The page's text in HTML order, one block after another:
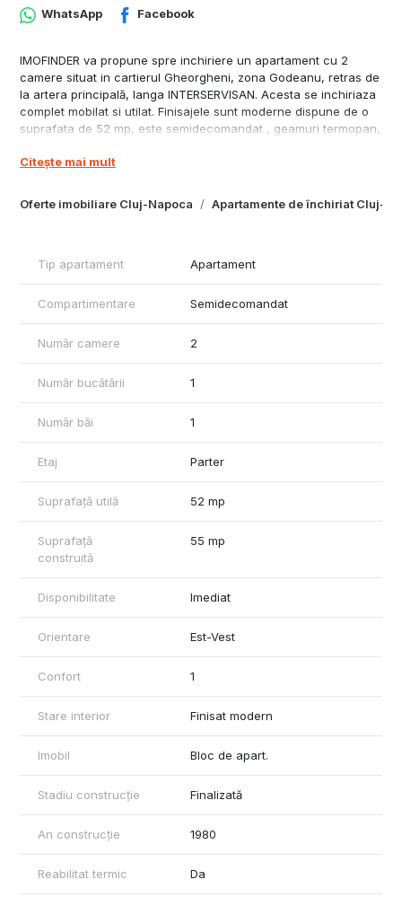
Oferte imobiliare Cluj-Napoca Apartamente de închiriat Cluj-
WhatsApp Facebook
IMOFINDER va propune spre inchiriere un apartament cu 2
camere situat in cartierul Gheorgheni, zona Godeanu, retras de
la artera principală, langa INTERSERVISAN. Acesta se inchiriaza
complet mobilat si utilat. Finisajele sunt moderne dispune de o
suprafata de 52 mp, este semidecomandat , geamuri termopan,
cuplu, familie. Ocupabil imediat. Pet friendly
Citește mai mult
Tip apartament Apartament
Compartimentare Semidecomandat
Număr camere 2
Număr bucătării 1
Număr băi 1
Etaj Parter
Suprafață utilă 52 mp
Suprafață
construită
55 mp
Disponibilitate Imediat
Orientare Est-Vest
Confort 1
Stare interior Finisat modern
Imobil Bloc de apart.
Stadiu construcție Finalizată
An construcție 1980
Reabilitat termic Da